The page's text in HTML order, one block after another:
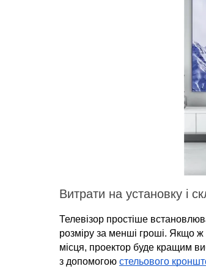
Витрати на установку і
Телевізор простіше
розміру за менші гроші. Якщо ж
місця, проектор буде кращим
з допомогою стельового